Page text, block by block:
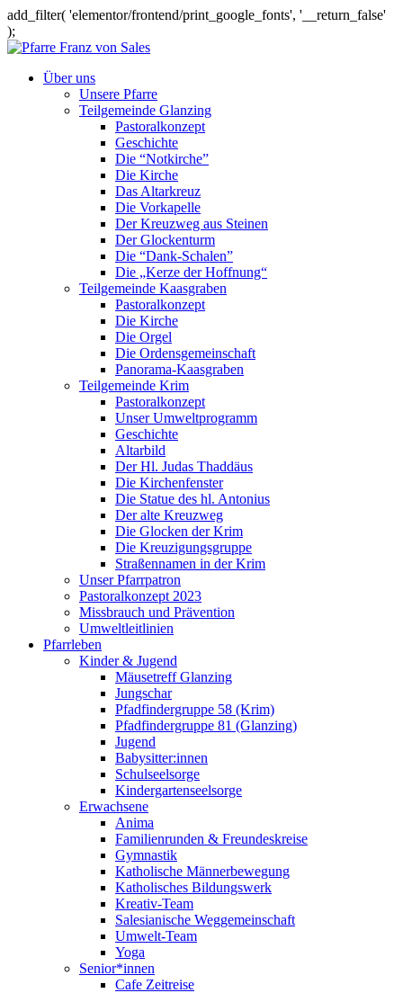
add_filter( 'elementor/frontend/print_google_fonts', '__return_false'
);
Über uns
Unsere Pfarre
Teilgemeinde Glanzing
Pastoralkonzept
Geschichte
Die “Notkirche”
Die Kirche
Das Altarkreuz
Die Vorkapelle
Der Kreuzweg aus Steinen
Der Glockenturm
Die “Dank-Schalen”
Die „Kerze der Hoffnung“
Teilgemeinde Kaasgraben
Pastoralkonzept
Die Kirche
Die Orgel
Die Ordensgemeinschaft
Panorama-Kaasgraben
Teilgemeinde Krim
Pastoralkonzept
Unser Umweltprogramm
Geschichte
Altarbild
Der Hl. Judas Thaddäus
Die Kirchenfenster
Die Statue des hl. Antonius
Der alte Kreuzweg
Die Glocken der Krim
Die Kreuzigungsgruppe
Straßennamen in der Krim
Unser Pfarrpatron
Pastoralkonzept 2023
Missbrauch und Prävention
Umweltleitlinien
Pfarrleben
Kinder & Jugend
Mäusetreff Glanzing
Jungschar
Pfadfindergruppe 58 (Krim)
Pfadfindergruppe 81 (Glanzing)
Jugend
Babysitter:innen
Schulseelsorge
Kindergartenseelsorge
Erwachsene
Anima
Familienrunden & Freundeskreise
Gymnastik
Katholische Männerbewegung
Katholisches Bildungswerk
Kreativ-Team
Salesianische Weggemeinschaft
Umwelt-Team
Yoga
Senior*innen
Cafe Zeitreise